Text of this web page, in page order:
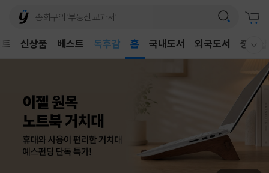
신상품 베스트
독후감
어린이
홈 국내도서 외국도서 중고샵